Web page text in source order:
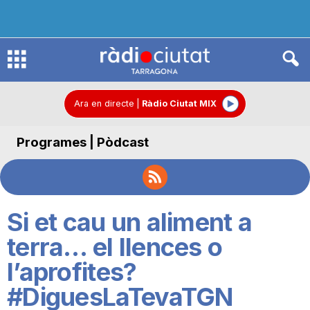
R
d
C
Ara en directe Ràdio Ciutat MIX
Programes | Pòdcast
Si et cau un aliment a
terra… el llences o
l’aprofites?
#DiguesLaTevaTGN